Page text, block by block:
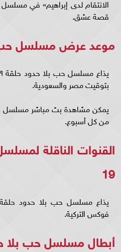
قصة عشق.
موعد عرض مسلسل حب
بتوقيت مصر والسعودية.
من كل أسبوع.
القنوات الناقلة
19
فوكس التركية.
أبطال مسلسل حب بلا